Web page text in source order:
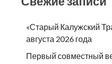
«Старый Калужский
августа 2026 года
Первый совместный